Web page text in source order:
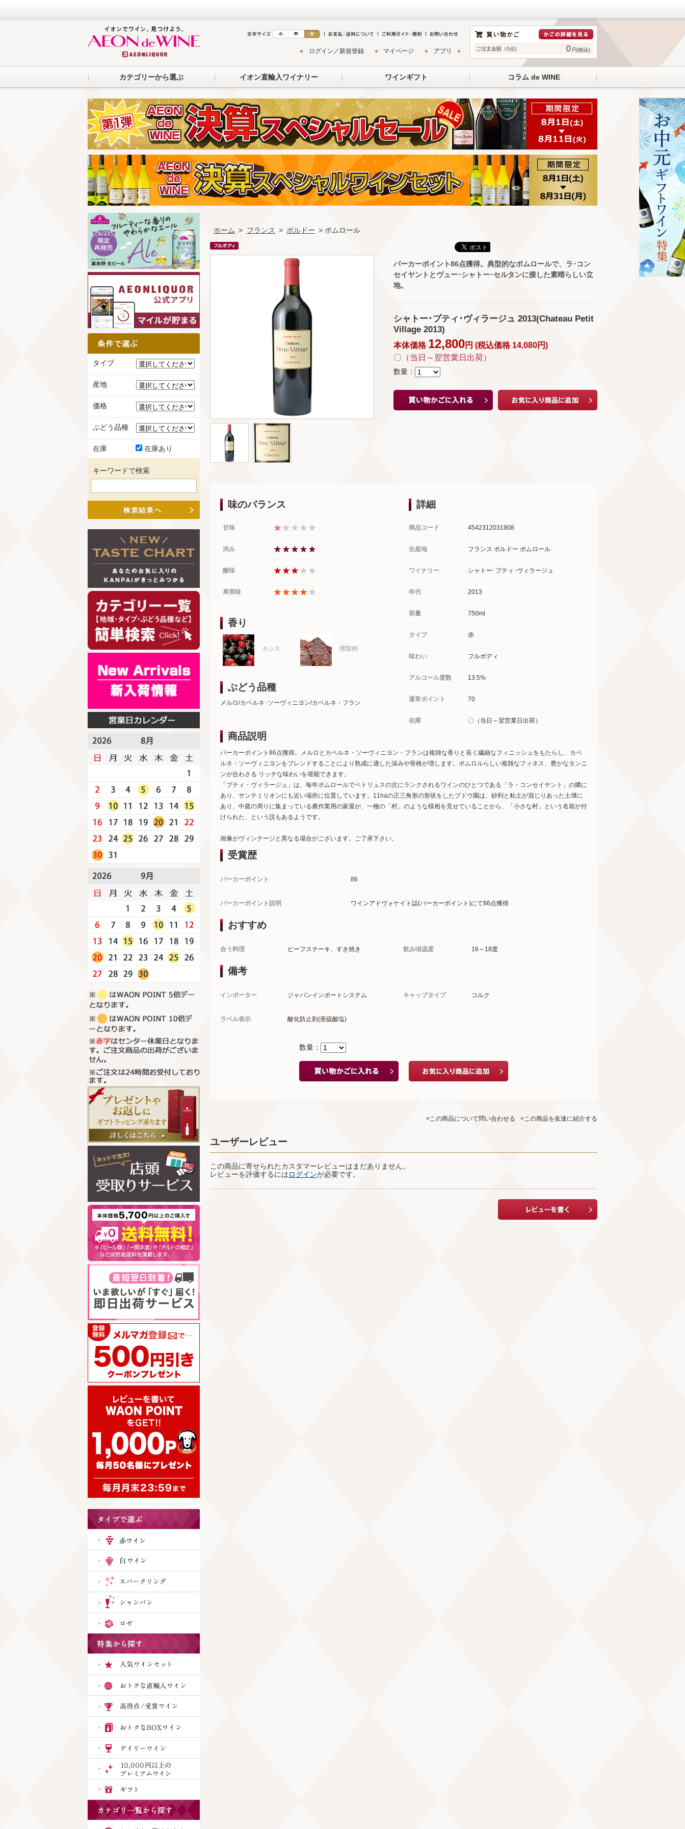
ご注文金額（0点) 0 円(税込)
ログイン／新規登録 マイページ アプリ
カテゴリーから選ぶ イオン直輸入ワイナリー ワインギフト コラム de WINE
ホーム > フランス > ボルドー > ポムロール
パーカーポイント86点獲得。典型的なポムロールで、ラ･コン
セイヤントとヴュー･シャトー･セルタンに接した素晴らしい立
地。
シャトー･プティ･ヴィラージュ 2013(Chateau Petit
Village 2013)
本体価格 12,800円 (税込価格 14,080円)
〇（当日～翌営業日出荷）
数量：
詳細
商品コード 4542312031908
生産地 フランス ボルドー ポムロール
ワイナリー シャトー･プティ･ヴィラージュ
年代 2013
容量 750ml
タイプ 赤
味わい フルボディ
アルコール度数 13.5%
通常ポイント 70
在庫 〇（当日～翌営業日出荷）
味のバランス
甘味
渋み
酸味
果実味
香り
カシス 燻製肉
ぶどう品種
メルロ/カベルネ･ソーヴィニヨン/カベルネ・フラン
商品説明
パーカーポイント86点獲得。メルロとカベルネ・ソーヴィニヨン・フランは複雑な香りと長く繊細なフィニッシュをもたらし、カベ
ルネ・ソーヴィニヨンをブレンドすることにより熟成に適した深みや骨格が増します。ポムロルらしい複雑なフィネス、豊かなタンニ
ンが合わさる リッチな味わいを堪能できます。
「プティ・ヴィラージュ」は、毎年ポムロールでペトリュスの次にランクされるワインのひとつである「ラ・コンセイヤント」の隣に
あり、サンテミリオンにも近い場所に位置しています。11haの正三角形の形状をしたブドウ園は、砂利と粘土が混じりあった土壌に
あり、中庭の周りに集まっている農作業用の家屋が、一種の「村」のような様相を見せていることから、「小さな村」という名前が付
けられた、という説もあるようです。
画像がヴィンテージと異なる場合がございます。ご了承下さい。
受賞歴
パーカーポイント 86
パーカーポイント説明 ワインアドヴォケイト誌(パーカーポイント)にて86点獲得
おすすめ
合う料理 ビーフステーキ、すき焼き 飲み頃温度 16～18度
備考
インポーター ジャパンインポートシステム キャップタイプ コルク
ラベル表示 酸化防止剤(亜硫酸塩)
数量：
>この商品について問い合わせる >この商品を友達に紹介する
ユーザーレビュー
この商品に寄せられたカスタマーレビューはまだありません。
レビューを評価するにはログインが必要です。
タイプ
産地
価格
ぶどう品種
在庫 在庫あり
キーワードで検索